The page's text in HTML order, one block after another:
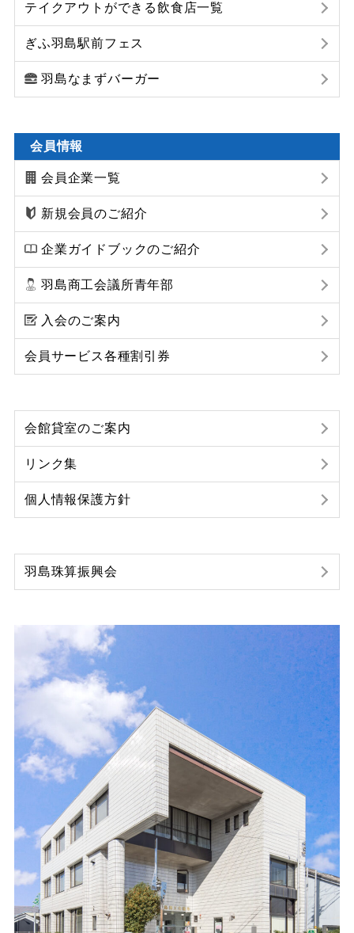
テイクアウトができる飲食店一覧
ぎふ羽島駅前フェス
羽島なまずバーガー
会員情報
会員企業一覧
新規会員のご紹介
企業ガイドブックのご紹介
羽島商工会議所青年部
入会のご案内
会員サービス各種割引券
会館貸室のご案内
リンク集
個人情報保護方針
羽島珠算振興会